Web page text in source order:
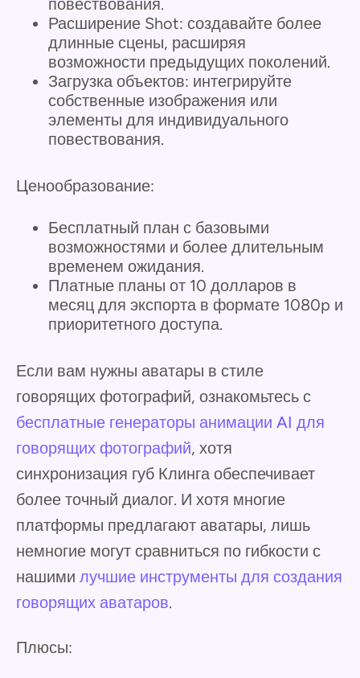
Расширение Shot: создавайте более
длинные сцены, расширяя
возможности предыдущих поколений.
Загрузка объектов: интегрируйте
собственные изображения или
элементы для индивидуального
повествования.
Ценообразование:
Бесплатный план с базовыми
возможностями и более длительным
временем ожидания.
Платные планы от 10 долларов в
месяц для экспорта в формате 1080p и
приоритетного доступа.
Если вам нужны аватары в стиле
говорящих фотографий, ознакомьтесь с
бесплатные генераторы анимации AI для
говорящих фотографий, хотя
синхронизация губ Клинга обеспечивает
более точный диалог. И хотя многие
платформы предлагают аватары, лишь
немногие могут сравниться по гибкости с
нашими лучшие инструменты для создания
говорящих аватаров.
Плюсы: